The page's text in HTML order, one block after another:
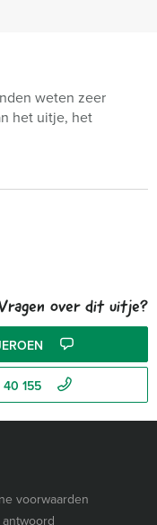
weten zeer
het uitje, het
over dit uitje?
155
voorwaarden